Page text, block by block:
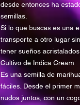
desde entonces ha
semillas.
Si lo que buscas es una
transporte a otro lugar
tener sueños
Cultivo de Indica Cream
Es una semilla de
fáciles. Desde el primer
nudos juntos, con un